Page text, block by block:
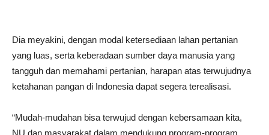
Dia meyakini, dengan modal ketersediaan lahan pertanian
yang luas, serta keberadaan sumber daya manusia yang
tangguh dan memahami pertanian, harapan atas terwujudnya
ketahanan pangan di Indonesia dapat segera terealisasi.
“Mudah-mudahan bisa terwujud dengan kebersamaan kita,
NU dan masyarakat dalam mendukung program-program